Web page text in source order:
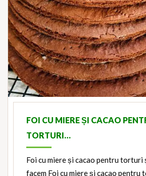
FOI CU MIERE ȘI CACAO
TORTURI…
Foi cu miere și cacao pentru
facem Foi cu miere și cacao pentru